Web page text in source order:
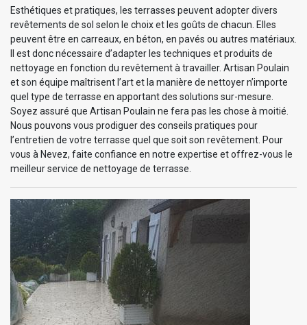
Esthétiques et pratiques, les terrasses peuvent adopter divers
revêtements de sol selon le choix et les goûts de chacun. Elles
peuvent être en carreaux, en béton, en pavés ou autres matériaux.
Il est donc nécessaire d’adapter les techniques et produits de
nettoyage en fonction du revêtement à travailler. Artisan Poulain
et son équipe maîtrisent l’art et la manière de nettoyer n’importe
quel type de terrasse en apportant des solutions sur-mesure.
Soyez assuré que Artisan Poulain ne fera pas les chose à moitié.
Nous pouvons vous prodiguer des conseils pratiques pour
l’entretien de votre terrasse quel que soit son revêtement. Pour
vous à Nevez, faite confiance en notre expertise et offrez-vous le
meilleur service de nettoyage de terrasse.